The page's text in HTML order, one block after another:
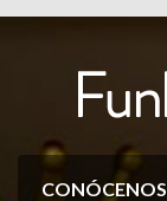
CONÓCENOS